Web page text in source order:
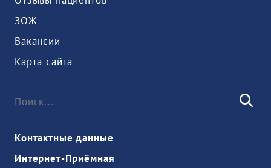
ЗОЖ
Вакансии
Карта сайта
Контактные данные
Интернет-Приёмная